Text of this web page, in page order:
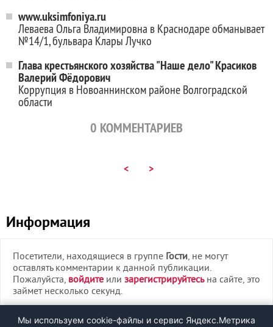
www.uksimfoniya.ru
Леваева Ольга Владимировна в Краснодаре обманывает
№14/1, бульвара Клары Лучко
Глава крестьянского хозяйства "Наше дело" Красиков
Валерий Фёдорович
Коррупция в Новоаннинском районе Волгоградской
области
0 КОММЕНТАРИЕВ
< >
Информация
Посетители, находящиеся в группе Гости, не могут
оставлять комментарии к данной публикации.
Пожалуйста, войдите или зарегистрируйтесьна сайте, это
займет несколько секунд.
ВХОД
Мы используем cookie-файлы и сервис Яндекс.Метрика